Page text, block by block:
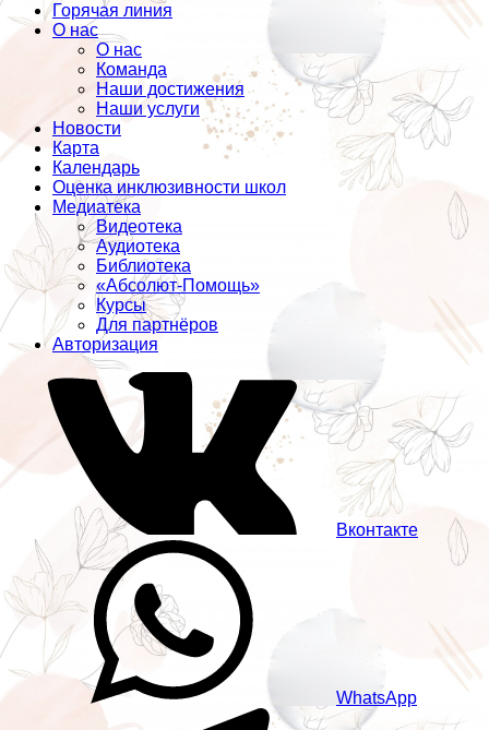
Горячая линия
О нас
О нас
Команда
Наши достижения
Наши услуги
Новости
Карта
Календарь
Оценка инклюзивности школ
Медиатека
Видеотека
Аудиотека
Библиотека
«Абсолют-Помощь»
Курсы
Для партнёров
Авторизация
Вконтакте
WhatsApp